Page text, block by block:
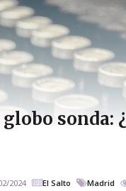
sonda:
2024 El Salto Madrid